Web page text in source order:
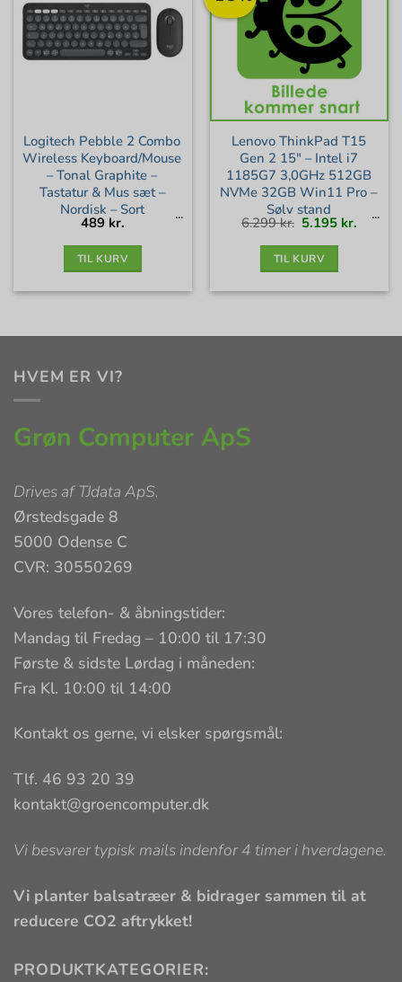
Logitech Pebble 2 Combo
Wireless Keyboard/Mouse
– Tonal Graphite –
Tastatur & Mus sæt –
Nordisk – Sort
489 kr.
TIL KURV
Lenovo ThinkPad T15
Gen 2 15″ – Intel i7
1185G7 3,0GHz 512GB
NVMe 32GB Win11 Pro –
Sølv stand
6.299kr. Den
oprindelige
pris
5.195 kr. Den
TIL KURV
HVEM ER VI?
Grøn Computer ApS
Drives afTJdata ApS.
Ørstedsgade 8
5000 Odense C
CVR: 30550269
Vores telefon- & åbningstider:
Mandag til Fredag – 10:00 til 17:30
Første & sidste Lørdag i måneden:
Fra Kl. 10:00 til 14:00
Kontakt os gerne, vi elsker spørgsmål:
Tlf. 46 93 20 39
kontakt@groencomputer.dk
Vi besvarer typisk mails indenfor 4 timer i hverdagene.
Vi planter balsatræer & bidrager sammen til at
reducere CO2 aftrykket!
PRODUKTKATEGORIER: